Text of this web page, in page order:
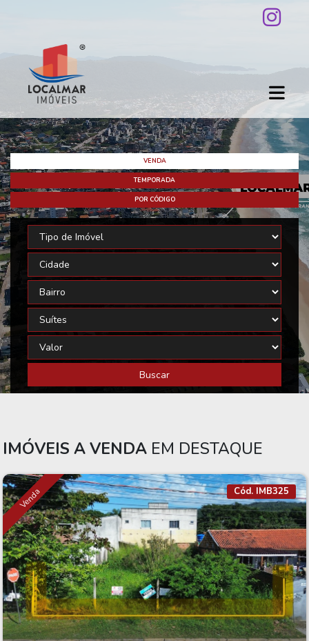
VENDA
TEMPORADA
POR CÓDIGO
Buscar
IMÓVEIS A VENDA EM DESTAQUE
Venda Cód. IMB325